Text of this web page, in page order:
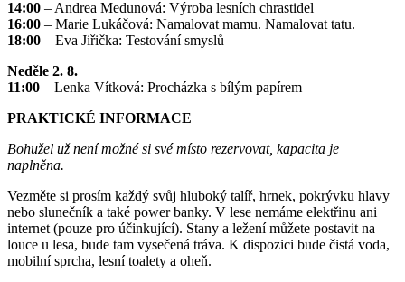
14:00 – Andrea Medunová: Výroba lesních chrastidel
16:00 – Marie Lukáčová: Namalovat mamu. Namalovat tatu.
18:00 – Eva Jiřička: Testování smyslů
Neděle 2. 8.
11:00 – Lenka Vítková: Procházka s bílým papírem
PRAKTICKÉ INFORMACE
Bohužel už není možné si své místo rezervovat, kapacita je
naplněna.
Vezměte si prosím každý svůj hluboký talíř, hrnek, pokrývku hlavy
nebo slunečník a také power banky. V lese nemáme elektřinu ani
internet (pouze pro účinkující). Stany a ležení můžete postavit na
louce u lesa, bude tam vysečená tráva. K dispozici bude čistá voda,
mobilní sprcha, lesní toalety a oheň.